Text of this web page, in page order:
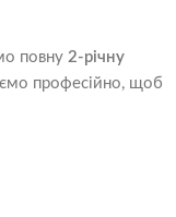
повну 2-річну
професійно, щоб